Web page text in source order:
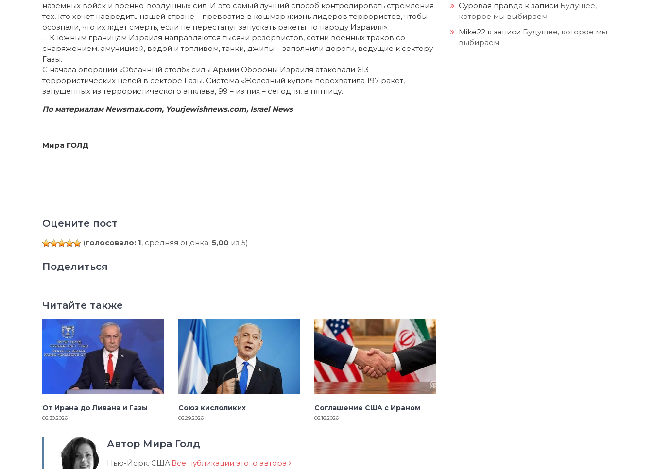
наземных войск и военно-воздушных сил. И это самый лучший способ контролировать стремления
тех, кто хочет навредить нашей стране – превратив в кошмар жизнь лидеров террористов, чтобы
осознали, что их ждет смерть, если не перестанут запускать ракеты по народу Израиля».
… К южным границам Израиля направляются тысячи резервистов, сотни военных траков со
снаряжением, амуницией, водой и топливом, танки, джипы – заполнили дороги, ведущие к сектору
Газы.
С начала операции «Облачный столб» силы Армии Обороны Израиля атаковали 613
террористических целей в секторе Газы. Система «Железный купол» перехватила 197 ракет,
запущенных из террористического анклава, 99 – из них – сегодня, в пятницу.
По материалам Newsmax.com, Yourjewishnews.com, Israel News
Мира ГОЛД
Оцените пост
(голосовало: 1, средняя оценка: 5,00 из 5)
Поделиться
Читайте также
От Ирана до Ливана и Газы
06.30.2026
Союз кислоликих
06.29.2026
Соглашение США с Ираном
06.16.2026
Автор Мира Голд
Нью-Йорк. США.Все публикации этого автора
Суровая правда к записи Будущее,
которое мы выбираем
Mike22 к записи Будущее, которое мы
выбираем